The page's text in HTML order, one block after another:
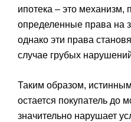
ипотека – это механизм,
определенные права на
однако эти права
случае грубых
Таким образом,
остается покупатель до
значительно нарушает